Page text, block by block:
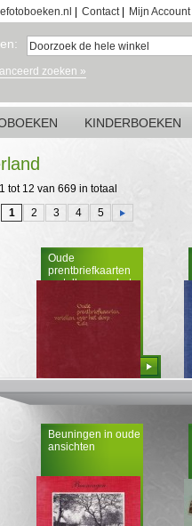
Contact| Mijn Account|
zoeken »
KINDERBOEKEN
tot 12 van 669 in totaal
1 2 3 4 5
Oude
prentbriefkaarten
vertellen over het
Beuningen in oude
ansichten